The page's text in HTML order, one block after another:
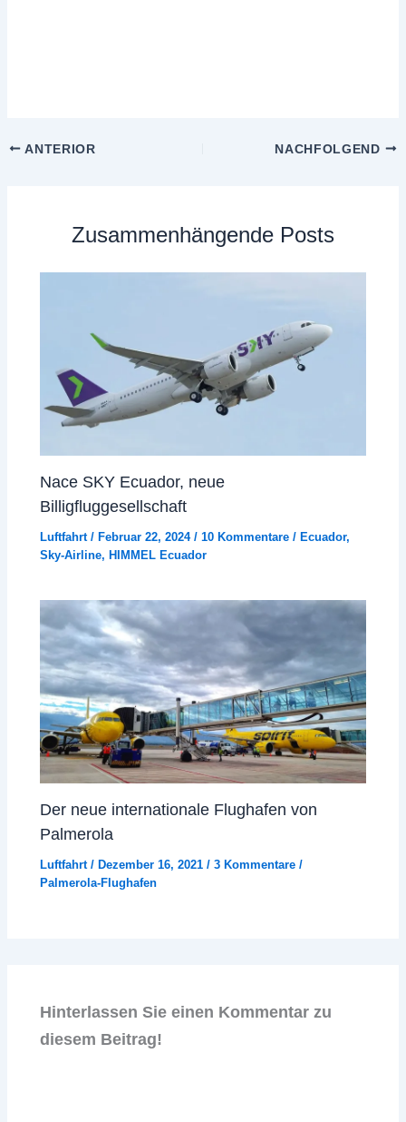
ANTERIOR NACHFOLGEND
Zusammenhängende Posts
Nace SKY Ecuador, neue
Billigfluggesellschaft
Luftfahrt/Februar 22, 2024/10 Kommentare /Ecuador,
Sky-Airline,HIMMEL Ecuador
Der neue internationale Flughafen von
Palmerola
Luftfahrt/ Dezember 16, 2021/3 Kommentare /
Palmerola-Flughafen
Hinterlassen Sie einen Kommentar zu
diesem Beitrag!